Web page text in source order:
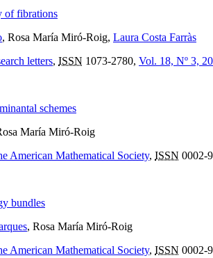
of fibrations
, Rosa María Miró-Roig, Laura Costa Farràs
letters, ISSN 1073-2780, Vol. 18, Nº 3,
schemes
María Miró-Roig
American Mathematical Society, ISSN 0002-
bundles
, Rosa María Miró-Roig
American Mathematical Society, ISSN 0002-